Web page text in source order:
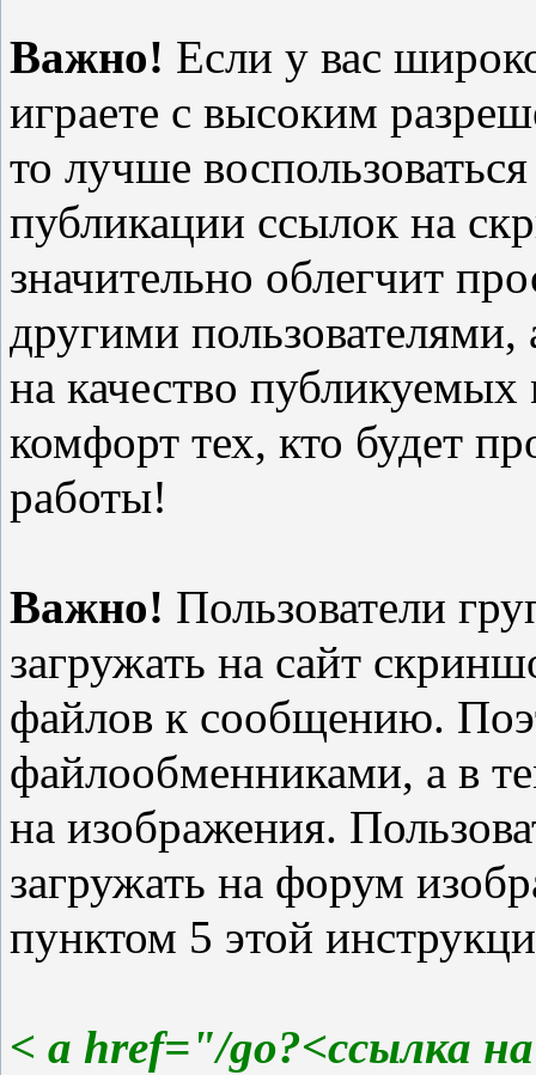
Важно! Если у вас
играете с высоким
то лучше
публикации ссылок на
значительно облегчит
другими
на качество
комфорт тех, кто будет
работы!
Важно! Пользователи
загружать на сайт
файлов к сообщению.
файлообменниками, а в
на изображения.
загружать на форум
пунктом 5 этой
< a href="/go?<ссылка